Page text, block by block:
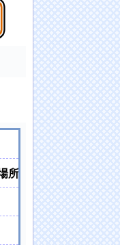
だと思うのです